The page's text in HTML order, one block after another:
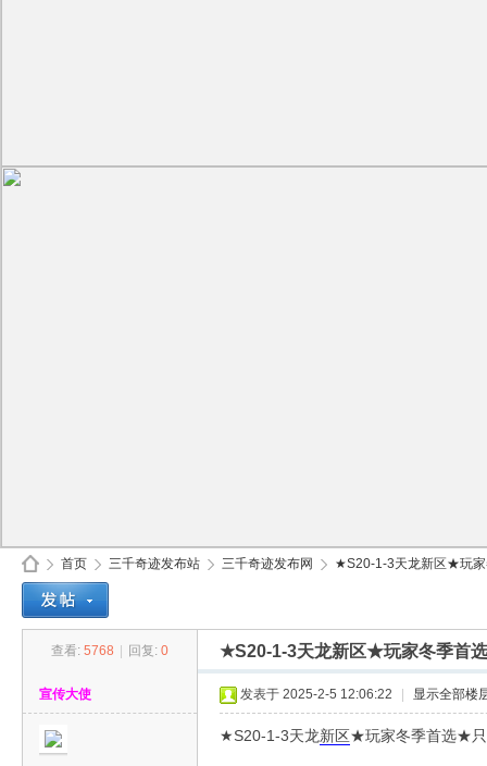
首页
›
三千奇迹发布站 三千奇迹发布网
›
★S20-1-3天龙新区★玩
查看: 5768 回复: 0 ★S20-1-3天龙新区★玩家冬季首
宣传大使 发表于 2025-2-5 12:06:22 显示全部楼
★S20-1-3天龙新区★玩家冬季首选★